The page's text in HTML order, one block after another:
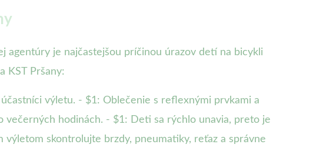
je najčastejšou príčinou úrazov detí na bicykli
KST Pršany:
výletu. - $1: Oblečenie s reflexnými prvkami a
hodinách. - $1: Deti sa rýchlo unavia, preto je
skontrolujte brzdy, pneumatiky, reťaz a správne